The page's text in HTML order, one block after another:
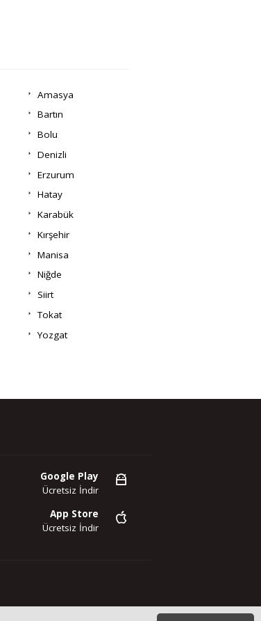
Amasya
Bartın
Bolu
Denizli
Erzurum
Hatay
Karabük
Kırşehir
Manisa
Niğde
Siirt
Tokat
Yozgat
Google Play
Ücretsiz İndir
App Store
Ücretsiz İndir